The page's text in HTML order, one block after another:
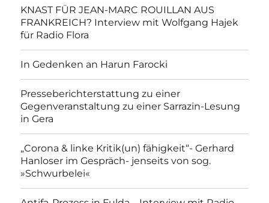
KNAST FÜR JEAN-MARC ROUILLAN AUS
FRANKREICH? Interview mit Wolfgang Hajek
für Radio Flora
In Gedenken an Harun Farocki
Presseberichterstattung zu einer
Gegenveranstaltung zu einer Sarrazin-Lesung
in Gera
„Corona & linke Kritik(un) fähigkeit“- Gerhard
Hanloser im Gespräch- jenseits von sog.
»Schwurbelei«